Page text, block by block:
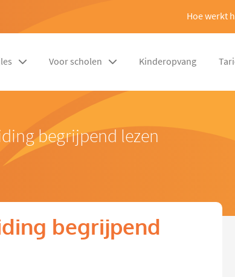
Hoe werkt
Voor scholen Kinderopvang
begrijpend lezen
begrijpend